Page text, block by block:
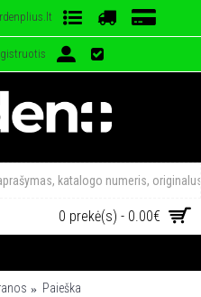
0 prekė(s) - 0.00€
Paieška